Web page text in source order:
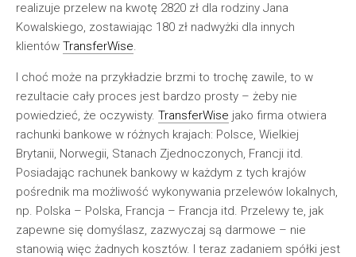
realizuje przelew na kwotę 2820 zł dla rodziny Jana
Kowalskiego, zostawiając 180 zł nadwyżki dla innych
klientów TransferWise.
I choć może na przykładzie brzmi to trochę zawile, to w
rezultacie cały proces jest bardzo prosty – żeby nie
powiedzieć, że oczywisty. TransferWise jako firma otwiera
rachunki bankowe w różnych krajach: Polsce, Wielkiej
Brytanii, Norwegii, Stanach Zjednoczonych, Francji itd.
Posiadając rachunek bankowy w każdym z tych krajów
pośrednik ma możliwość wykonywania przelewów lokalnych,
np. Polska – Polska, Francja – Francja itd. Przelewy te, jak
zapewne się domyślasz, zazwyczaj są darmowe – nie
stanowią więc żadnych kosztów. I teraz zadaniem spółki jest